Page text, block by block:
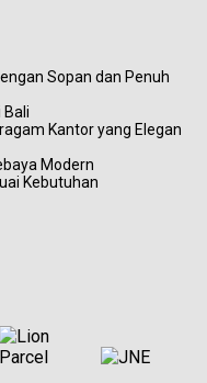
Sopan dan Penuh
Bali
Kantor yang Elegan
Modern
Kebutuhan